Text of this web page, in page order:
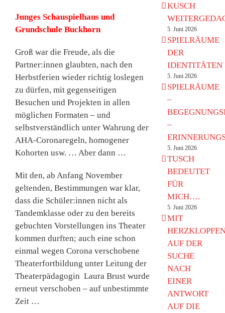
Junges Schauspielhaus und
Grundschule Buckhorn
Groß war die Freude, als die
Partner:innen glaubten, nach den
Herbstferien wieder richtig loslegen
zu dürfen, mit gegenseitigen
Besuchen und Projekten in allen
möglichen Formaten – und
selbstverständlich unter Wahrung der
AHA-Coronaregeln, homogener
Kohorten usw. … Aber dann …
Mit den, ab Anfang November
geltenden, Bestimmungen war klar,
dass die Schüler:innen nicht als
Tandemklasse oder zu den bereits
gebuchten Vorstellungen ins Theater
kommen durften; auch eine schon
einmal wegen Corona verschobene
Theaterfortbildung unter Leitung der
Theaterpädagogin Laura Brust wurde
erneut verschoben – auf unbestimmte
Zeit …
KUSCH
5. Juni 2026
SPIELRÄUME
DER
IDENTITÄTEN
5. Juni 2026
SPIELRÄUME
–
–
5. Juni 2026
TUSCH
BEDEUTET
FÜR
MICH….
5. Juni 2026
MIT
AUF DER
SUCHE
NACH
EINER
ANTWORT
AUF DIE